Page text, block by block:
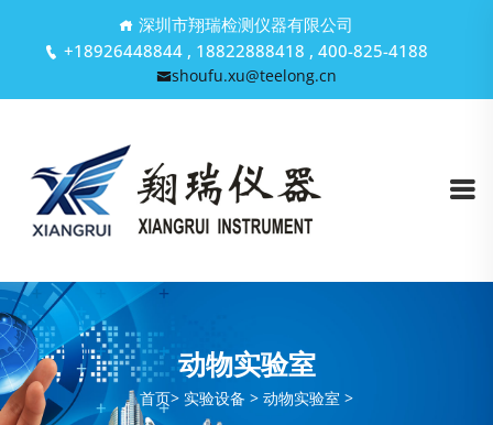
深圳市翔瑞检测仪器有限公司
+18926448844 , 18822888418 , 400-825-4188
shoufu.xu@teelong.cn
动物实验室
首页> 实验设备 > 动物实验室 >